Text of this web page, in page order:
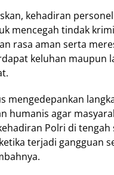
kehadiran
mencegah tindak
rasa aman serta
keluhan maupun
mengedepankan
humanis agar
Polri di tengah
terjadi gangguan